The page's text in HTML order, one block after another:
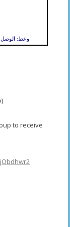
وعظ: الوصل
to receive